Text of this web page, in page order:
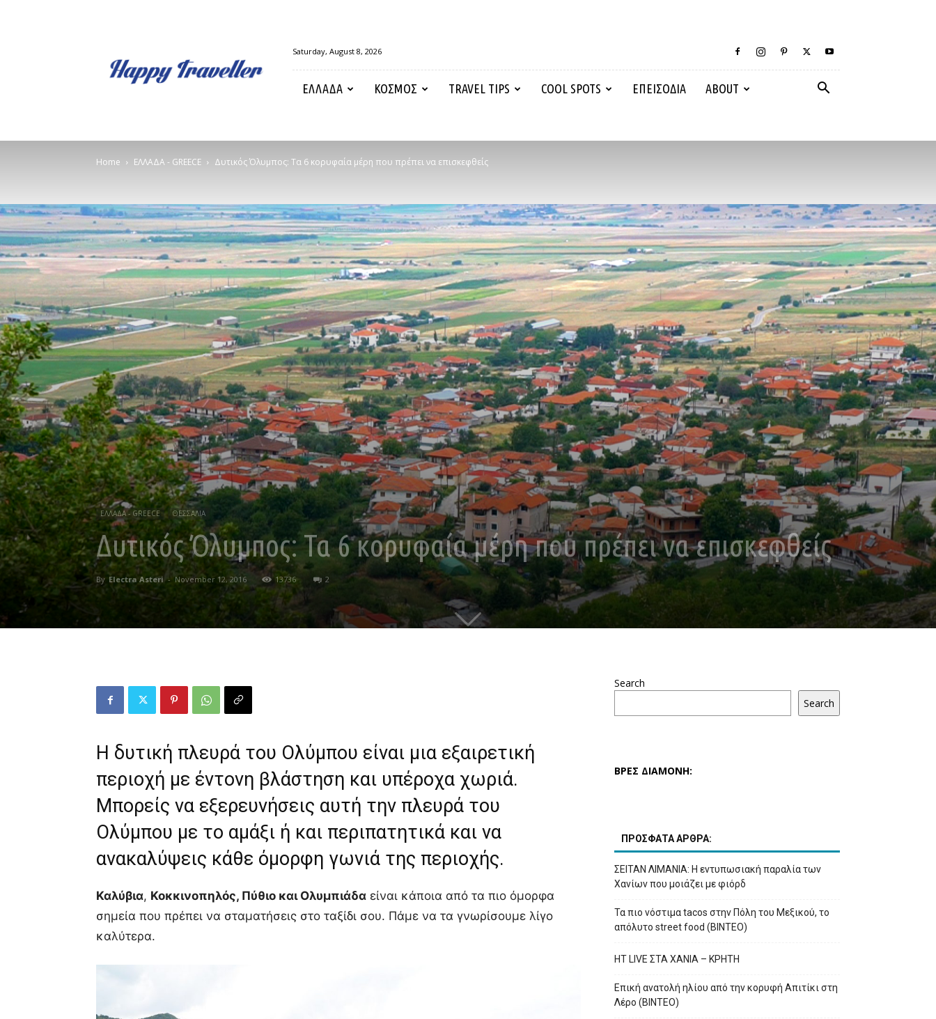
Traveller
Saturday, August 8, 2026
ΕΛΛΑΔΑ ΚΟΣΜΟΣ TRAVEL TIPS COOL SPOTS ΕΠΕΙΣΟΔΙΑ ABOUT
Home ΕΛΛΑΔΑ - GREECE Δυτικός Όλυμπος: Τα 6 κορυφαία μέρη που πρέπει να επισκεφθείς
ΕΛΛΑΔΑ - GREECE ΘΕΣΣΑΛΙΑ
Δυτικός Όλυμπος: Τα 6 κορυφαία μέρη που πρέπει να επισκεφθείς
By Electra Asteri - November 12, 2016 13736 2
Η δυτική πλευρά του Ολύμπου είναι μια εξαιρετική
περιοχή με έντονη βλάστηση και υπέροχα χωριά.
Μπορείς να εξερευνήσεις αυτή την πλευρά του
Ολύμπου με το αμάξι ή και περιπατητικά και να
ανακαλύψεις κάθε όμορφη γωνιά της περιοχής.
Καλύβια, Κοκκινοπηλός, Πύθιο και Ολυμπιάδα είναι κάποια από τα πιο όμορφα
σημεία που πρέπει να σταματήσεις στο ταξίδι σου. Πάμε να τα γνωρίσουμε λίγο
καλύτερα.
Search
Search
ΒΡΕΣ ΔΙΑΜΟΝΗ:
ΠΡΟΣΦΑΤΑ ΑΡΘΡΑ:
ΣΕΙΤΑΝ ΛΙΜΑΝΙΑ: Η εντυπωσιακή παραλία των
Χανίων που μοιάζει με φιόρδ
Τα πιο νόστιμα tacos στην Πόλη του Μεξικού, το
απόλυτο street food (ΒΙΝΤΕΟ)
HT LIVE ΣΤΑ ΧΑΝΙΑ – ΚΡΗΤΗ
Επική ανατολή ηλίου από την κορυφή Απιτίκι στη
Λέρο (ΒΙΝΤΕΟ)